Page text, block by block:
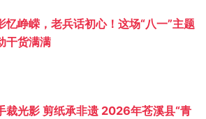
忆峥嵘，老兵话初心！这场“八一”主题
干货满满
裁光影 剪纸承非遗 2026年苍溪县“青